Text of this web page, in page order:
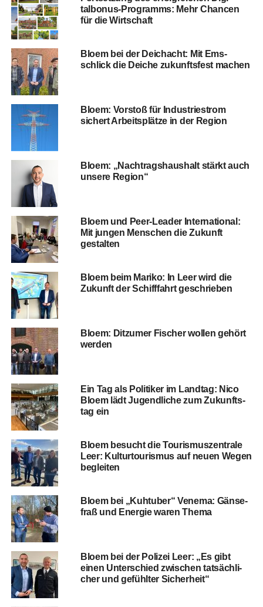
talbo­nus-Pro­gramms: Mehr Chan­cen
für die Wirtschaft
Blo­em bei der Deich­acht: Mit Ems­
schlick die Dei­che zukunfts­fest machen
Blo­em: Vor­stoß für Indus­trie­strom
sichert Arbeits­plät­ze in der Region
Blo­em: „Nach­trags­haus­halt stärkt auch
unse­re Region“
Blo­em und Peer-Lea­der Inter­na­tio­nal:
Mit jun­gen Men­schen die Zukunft
gestalten
Blo­em beim Mari­ko: In Leer wird die
Zukunft der Schiff­fahrt geschrieben
Blo­em: Dit­zu­mer Fischer wol­len gehört
werden
Ein Tag als Poli­ti­ker im Land­tag: Nico
Blo­em lädt Jugend­li­che zum Zukunfts­
tag ein
Blo­em besucht die Tou­ris­mus­zen­tra­le
Leer: Kul­tur­tou­ris­mus auf neu­en Wegen
begleiten
Blo­em bei „Kuh­tu­ber“ Vene­ma: Gän­se­
fraß und Ener­gie waren Thema
Blo­em bei der Poli­zei Leer: „Es gibt
einen Unter­schied zwi­schen tat­säch­li­
cher und gefühl­ter Sicherheit“